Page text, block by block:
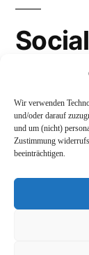
Wir verwenden
und/oder darauf
und um (nicht)
Zustimmung
beeinträchtigen.
LinkedIn